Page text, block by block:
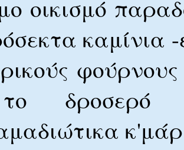
οικισμό
καμίνια
δροσερό